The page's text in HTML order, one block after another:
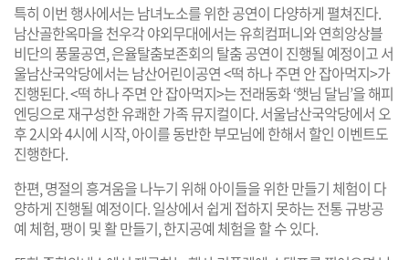
특히 이번 행사에서는 남녀노소를 위한 공연이 다양하게 펼쳐진다.
남산골한옥마을 천우각 야외무대에서는 유희컴퍼니와 연희앙상블
비단의 풍물공연, 은율탈춤보존회의 탈춤 공연이 진행될 예정이고 서
울남산국악당에서는 남산어린이공연 <떡 하나 주면 안 잡아먹지>가
진행된다. <떡 하나 주면 안 잡아먹지>는 전래동화 ‘햇님 달님’을 해피
엔딩으로 재구성한 유쾌한 가족 뮤지컬이다. 서울남산국악당에서 오
후 2시와 4시에 시작, 아이를 동반한 부모님에 한해서 할인 이벤트도
진행한다.
한편, 명절의 흥겨움을 나누기 위해 아이들을 위한 만들기 체험이 다
양하게 진행될 예정이다. 일상에서 쉽게 접하지 못하는 전통 규방공
예 체험, 팽이 및 활 만들기, 한지공예 체험을 할 수 있다.